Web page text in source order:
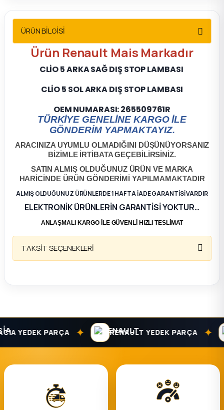
Sedan
Parça
Parça
ÜRÜN BİLGİSİ
Ürün Renault Mais Markadır
CLİO 5 ARKA SAĞ DIŞ STOP LAMBASI
CLİO 5 SOL ARKA DIŞ STOP LAMBASI
OEM NUMARASI:265509761R
TÜRKİYE GENELİNE KARGO İLE
GÖNDERİM YAPMAKTAYIZ.
ARACINIZA UYUMLU OLMADIĞINI DÜŞÜNÜYORSANIZ
BİZİMLE İRTİBATA GEÇEBİLİRSİNİZ.
SATIN ALMIŞ OLDUĞUNUZ ÜRÜN VE MARKA
HARİCİNDE ÜRÜN GÖNDERİMİ YAPILMAMAKTADIR
ALMIŞ OLDUĞUNUZ ÜRÜNLERDE 1 HAFTA İADE GARANTİSİ VARDIR
ELEKTRONİK ÜRÜNLERİN GARANTİSİ YOKTUR…
ANLAŞMALI KARGO İLE GÜVENLİ HIZLI TESLİMAT
TAKSİT SEÇENEKLERİ
YEDEK PARÇA ✦ RENAULT YEDEK PARÇA ✦